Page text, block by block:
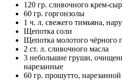
120 гр. сливочного крем-
60 гр. горгонзолы
1 ч. л. свежего тимьяна,
Щепотка соли
Щепотка молотого чёрного
2 ст. л. сливочного масла
3 небольшие груши,
нарезанные
60 гр. прошутто,